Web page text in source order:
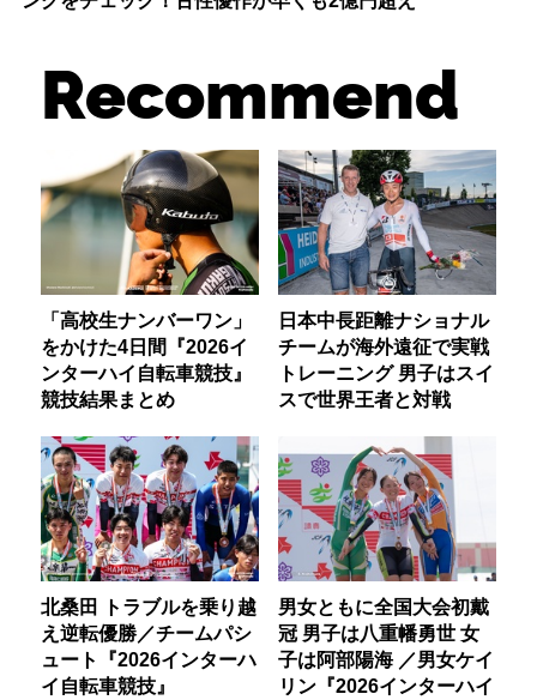
Recommend
「高校生ナンバーワン」
をかけた4日間『2026イ
ンターハイ自転車競技』
競技結果まとめ
日本中長距離ナショナル
チームが海外遠征で実戦
トレーニング 男子はスイ
スで世界王者と対戦
北桑田 トラブルを乗り越
え逆転優勝／チームパシ
ュート『2026インターハ
イ自転車競技』
男女ともに全国大会初戴
冠 男子は八重幡勇世 女
子は阿部陽海 ／男女ケイ
リン『2026インターハイ